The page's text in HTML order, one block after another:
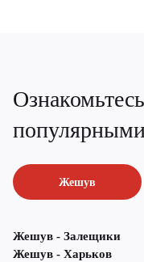
Жешув
Жешув - Залещики
Жешув - Харьков